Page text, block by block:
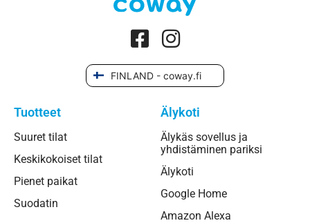
FINLAND - coway.fi
Tuotteet
Suuret tilat
Keskikokoiset tilat
Pienet paikat
Suodatin
Älykoti
Älykäs sovellus ja
yhdistäminen pariksi
Älykoti
Google Home
Amazon Alexa